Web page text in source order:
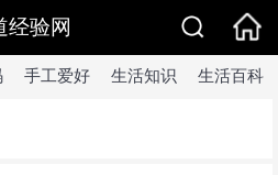
经验网
手工爱好 生活知识 生活百科